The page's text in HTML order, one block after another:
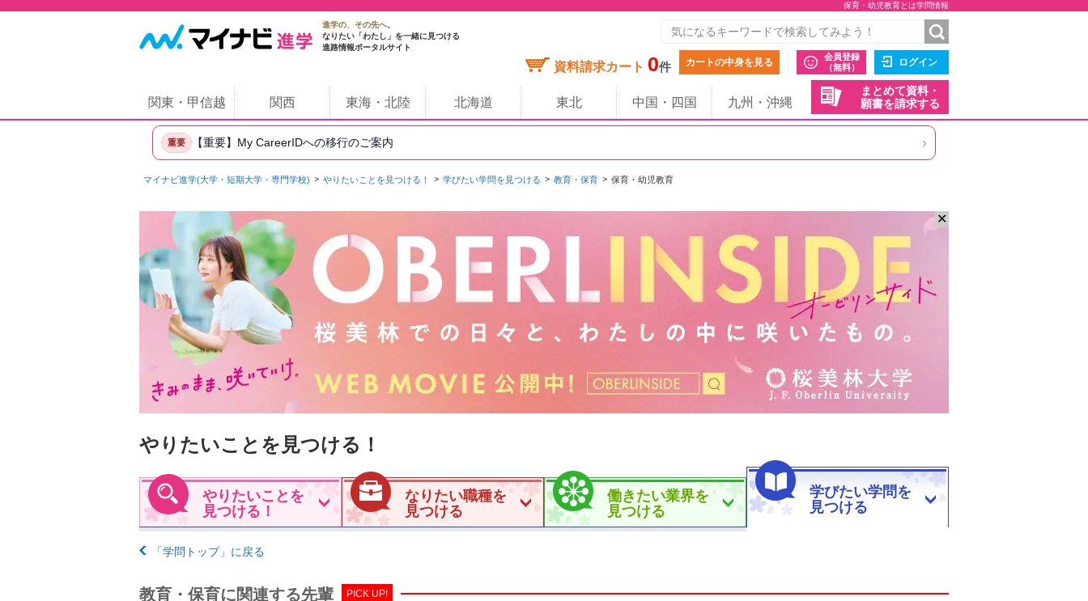
保育・幼児教育とは学問情報
進学の、その先へ。
なりたい「わたし」を一緒に見つける
進路情報ポータルサイト
資料請求カート 0件 カートの中身を見る
会員登録
（無料）
ログイン
まとめて資料・
願書を請求する
関東・甲信越 関西 東海・北陸 北海道 東北 中国・四国 九州・沖縄
重要 【重要】My CareerIDへの移行のご案内 ›
マイナビ進学(大学・短期大学・専門学校) やりたいことを見つける！ 学びたい学問を見つける 教育・保育 保育・幼児教育
✕
やりたいことを見つける！
やりたいことを
見つける！
なりたい職種を
見つける
働きたい業界を
見つける
学びたい学問を
見つける
「学問トップ」に戻る
教育・保育に関連する先輩 PICK UP!